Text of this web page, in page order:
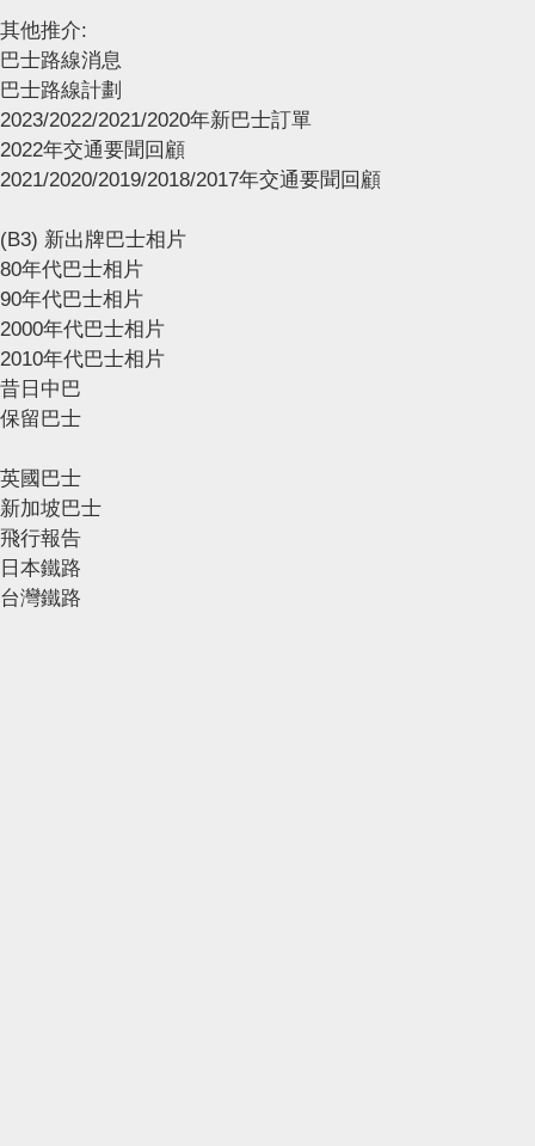
其他推介:
巴士路線消息
巴士路線計劃
2023/2022/2021/2020年新巴士訂單
2022年交通要聞回顧
2021/2020/2019/2018/2017年交通要聞回顧
(B3) 新出牌巴士相片
80年代巴士相片
90年代巴士相片
2000年代巴士相片
2010年代巴士相片
昔日中巴
保留巴士
英國巴士
新加坡巴士
飛行報告
日本鐵路
台灣鐵路